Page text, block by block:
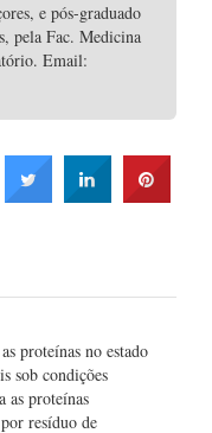
e pós-graduado
pela Fac. Medicina
Email:
proteínas no estado
sob condições
as proteínas
resíduo de